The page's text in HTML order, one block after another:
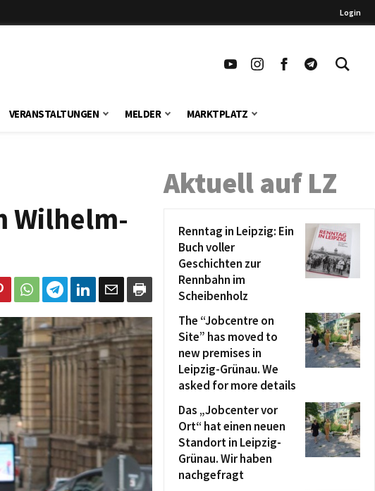
Login
VERANSTALTUNGEN MELDER MARKTPLATZ
Wilhelm-
Aktuell auf LZ
Renntag in Leipzig: Ein
Buch voller
Geschichten zur
Rennbahn im
Scheibenholz
The “Jobcentre on
Site” has moved to
new premises in
Leipzig-Grünau. We
asked for more details
Das „Jobcenter vor
Ort“ hat einen neuen
Standort in Leipzig-
Grünau. Wir haben
nachgefragt